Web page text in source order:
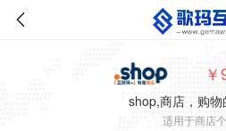
shop,商店，购物
适用于商店